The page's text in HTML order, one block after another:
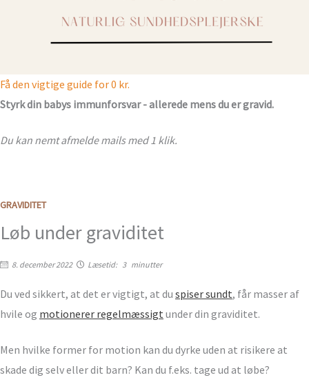
Få den vigtige guide for 0 kr.
Styrk din babys immunforsvar - allerede mens du er gravid.
Du kan nemt afmelde mails med 1 klik.
GRAVIDITET
Løb under graviditet
8. december 2022 Læsetid: 3 minutter
Du ved sikkert, at det er vigtigt, at du spiser sundt, får masser af
hvile og motionerer regelmæssigt under din graviditet.
Men hvilke former for motion kan du dyrke uden at risikere at
skade dig selv eller dit barn? Kan du f.eks. tage ud at løbe?